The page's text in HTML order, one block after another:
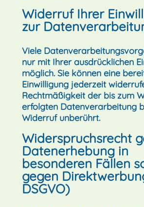
Widerruf Ihrer
zur
Viele
nur mit Ihrer ausdrücklichen
möglich. Sie können eine
Einwilligung jederzeit
Rechtmäßigkeit der bis zum
erfolgten Datenverarbeitung
Widerruf unberührt.
Widerspruchsrecht
Datenerhebung in
besonderen Fällen
gegen
DSGVO)